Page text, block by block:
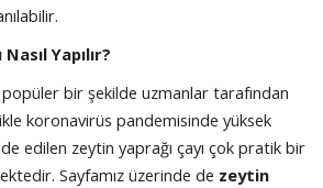
Yapılır?
bir şekilde uzmanlar tarafından
koronavirüs pandemisinde yüksek
edilen zeytin yaprağı çayı çok pratik bir
Sayfamız üzerinde de zeytin